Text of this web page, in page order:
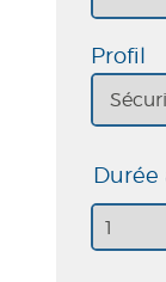
Profil